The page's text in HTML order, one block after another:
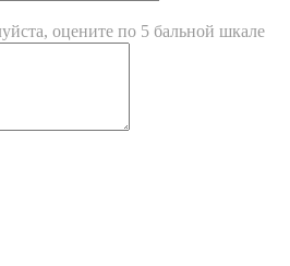
оцените по 5 бальной шкале